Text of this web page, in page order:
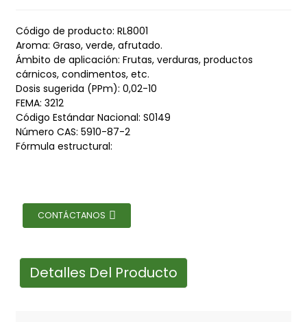
Código de producto: RL8001
Aroma: Graso, verde, afrutado.
Ámbito de aplicación: Frutas, verduras, productos
cárnicos, condimentos, etc.
Dosis sugerida (PPm): 0,02-10
FEMA: 3212
Código Estándar Nacional: S0149
Número CAS: 5910-87-2
Fórmula estructural:
CONTÁCTANOS
Detalles Del Producto